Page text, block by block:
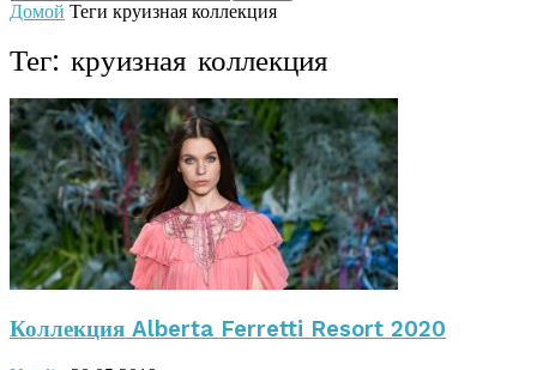
Домой Теги круизная коллекция
Тег: круизная коллекция
Коллекция Alberta Ferretti Resort 2020